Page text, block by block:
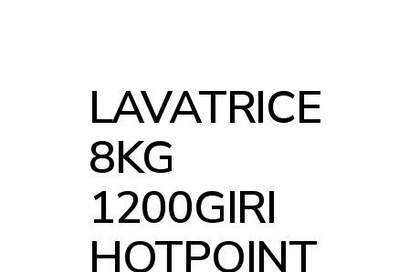
LAVATRICE
8KG
1200GIRI
HOTPOINT